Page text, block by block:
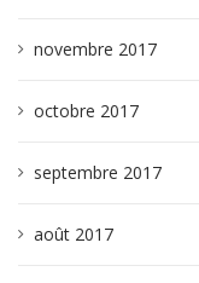
novembre 2017
octobre 2017
septembre 2017
août 2017